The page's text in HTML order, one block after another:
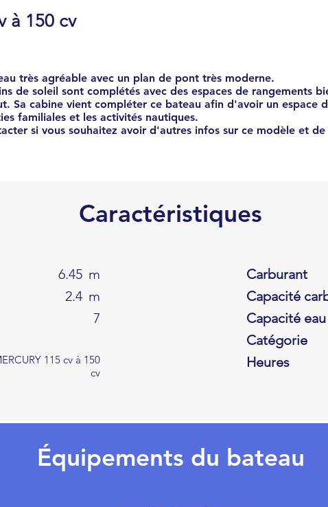
à 150 cv
très agréable avec un plan de pont très moderne.
de soleil sont complétés avec des espaces de rangements
Sa cabine vient compléter ce bateau afin d'avoir un espace
familiales et les activités nautiques.
si vous souhaitez avoir d'autres infos sur ce modèle et
Caractéristiques
m
6.45
m
2.4
7
115 cv à 150
cv
Carburant
Capacité
Capacité eau
Catégorie
Heures
Équipements du bateau